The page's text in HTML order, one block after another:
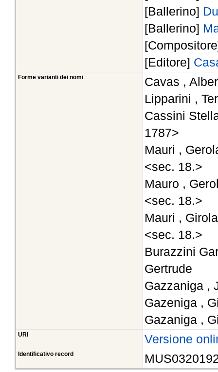
[Ballerino]
[Ballerino]
[Editore]
Forme varianti dei nomi
Cavas ,
Lipparini ,
Cassini
1787>
Mauri ,
<sec. 18.>
Mauro ,
<sec. 18.>
Mauri ,
<sec. 18.>
Burazzini
Gertrude
Gazzaniga ,
Gazeniga ,
Gazaniga ,
URI Versione
Identificativo record